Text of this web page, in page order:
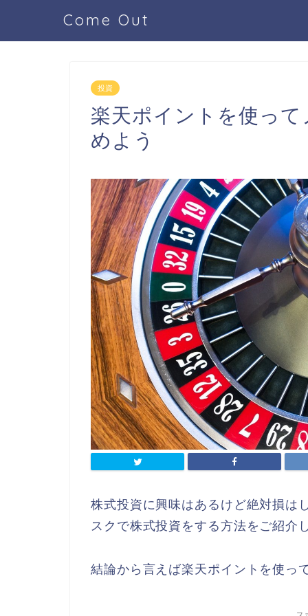
Come Out
投資
楽天ポイントを使っ
めよう
株式投資に興味はあるけど絶対損は
スクで株式投資をする方法をご紹介
結論から言えば楽天ポイントを使っ